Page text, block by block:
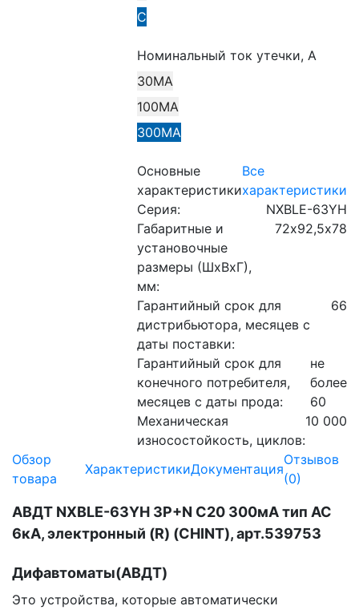
C
Номинальный ток утечки, А
30МА
100МА
300МА
Основные
характеристики
Все
характеристики
Серия:
NXBLE-63YH
Габаритные и
установочные
размеры (ШхВхГ),
мм:
72х92,5х78
Гарантийный срок для
дистрибьютора, месяцев с
даты поставки:
66
Гарантийный срок для
конечного потребителя,
месяцев с даты прода:
не
более
60
Механическая
износостойкость, циклов:
10 000
Обзор
товара
ХарактеристикиДокументация
Отзывов
(0)
АВДТ NXBLE-63YH 3P+N C20 300мА тип AC
6кА, электронный (R) (CHINT), арт.539753
Дифавтоматы(АВДТ)
Это устройства, которые автоматически